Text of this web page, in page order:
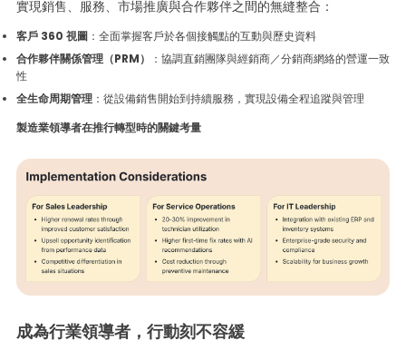
實現銷售、服務、市場推廣與合作夥伴之間的無縫整合：
客戶 360 視圖 ：全面掌握客戶於各個接觸點的互動與歷史資料
合作夥伴關係管理（PRM）
：協調直銷團隊與經銷商／分銷商網絡的營運一致
性
全生命周期管理 ：從設備銷售開始到持續服務，實現設備全程追蹤與管理
製造業領導者在推行轉型時的關鍵考量
成為行業領導者，行動刻不容緩